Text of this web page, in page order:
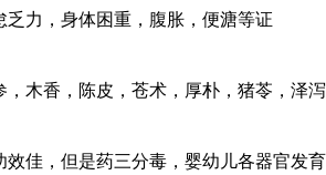
乏力，身体困重，腹胀，便溏等证
，木香，陈皮，苍术，厚朴，猪苓，泽
效佳，但是药三分毒，婴幼儿各器官发